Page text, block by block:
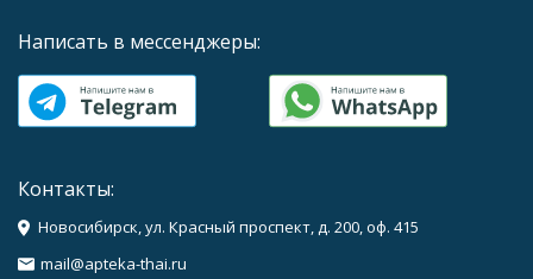
Написать в мессенджеры:
Контакты:
Новосибирск, ул. Красный проспект, д. 200, оф. 415
mail@apteka-thai.ru